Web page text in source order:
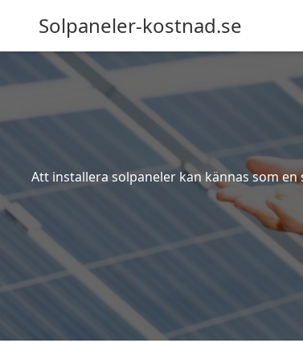
Solpaneler-kostnad.se
Att installera solpaneler kan kännas som